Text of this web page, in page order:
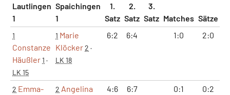
Lautlingen
1
Spaichingen
1
1.
Satz
2.
Satz
3.
Satz Matches Sätze
1
Constanze
Häußler1 ·
LK 15
1 Marie
Klöcker2 ·
LK 18
6:2 6:4 1:0 2:0
2 Emma-
2 Angelina
4:6 6:7 0:1 0:2